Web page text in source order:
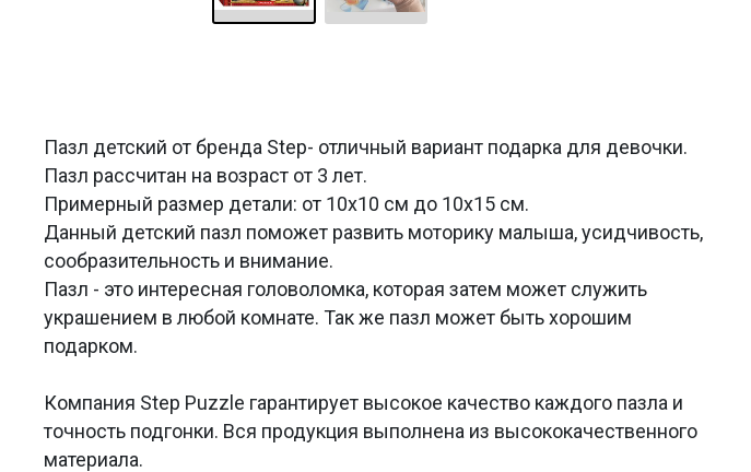
Пазл детский от бренда Step- отличный вариант подарка для девочки.
Пазл рассчитан на возраст от 3 лет.
Примерный размер детали: от 10х10 см до 10х15 см.
Данный детский пазл поможет развить моторику малыша, усидчивость,
сообразительность и внимание.
Пазл - это интересная головоломка, которая затем может служить
украшением в любой комнате. Так же пазл может быть хорошим
подарком.
Компания Step Puzzle гарантирует высокое качество каждого пазла и
точность подгонки. Вся продукция выполнена из высококачественного
материала.